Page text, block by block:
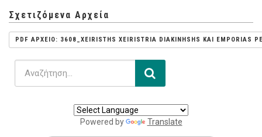
Σχετιζόμενα Αρχεία
PDF ΑΡΧΕΙΟ: 3608_XEIRISTHS XEIRISTRIA DIAKINHSHS KAI EMPORIAS
Powered by Translate